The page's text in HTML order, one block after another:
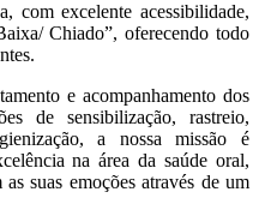
com excelente acessibilidade,
Chiado”, oferecendo todo
e acompanhamento dos
de sensibilização, rastreio,
a nossa missão é
na área da saúde oral,
as suas emoções através de um